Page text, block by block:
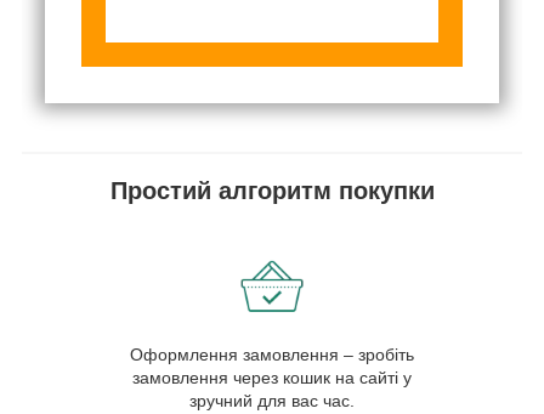
Простий алгоритм покупки
Оформлення замовлення – зробіть
замовлення через кошик на сайті у
зручний для вас час.